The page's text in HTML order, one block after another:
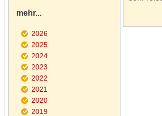
mehr...
2026
2025
2024
2023
2022
2021
2020
2019